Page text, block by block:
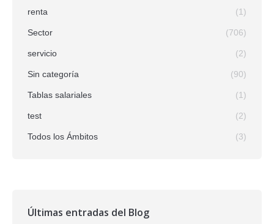
renta (1)
Sector (706)
servicio (2)
Sin categoría (90)
Tablas salariales (1)
test (2)
Todos los Ámbitos (3)
Últimas entradas del Blog